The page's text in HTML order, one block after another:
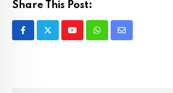
Share This Post:
YoutubeWhatsappShare